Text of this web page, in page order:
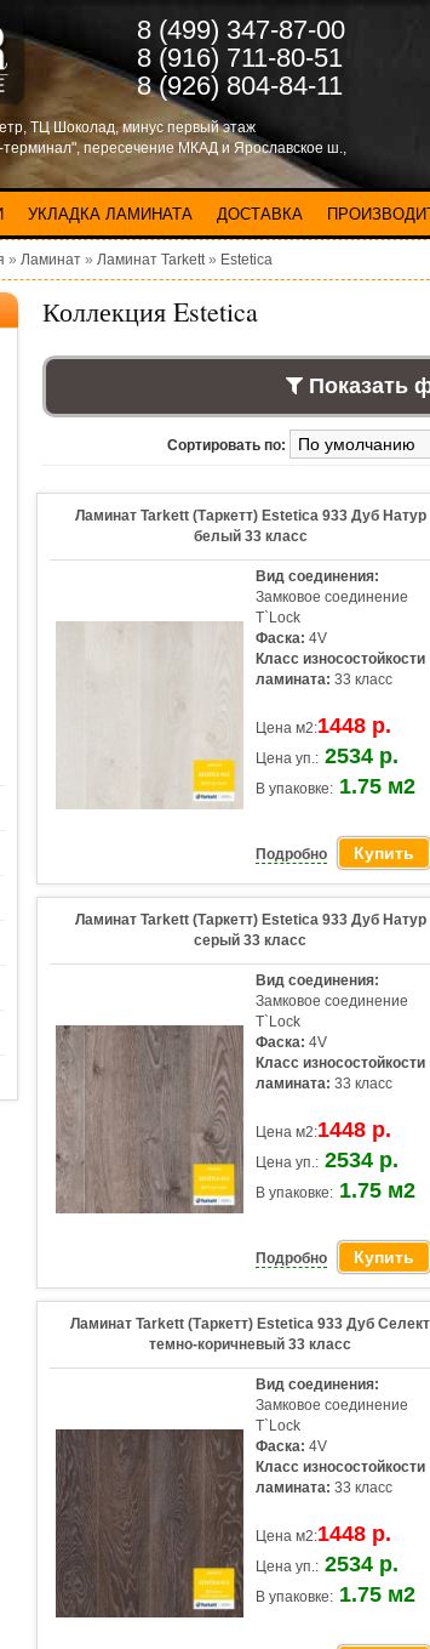
8 (499) 347-87-00
8 (916) 711-80-51
8 (926) 804-84-11
ТЦ Шоколад, минус первый этаж
терминал", пересечение МКАД и Ярославское ш.,
УКЛАДКА ЛАМИНАТА ДОСТАВКА
» Ламинат » Ламинат Tarkett» Estetica
Коллекция Estetica
Показать
Сортировать по:
Ламинат Tarkett (Таркетт) Estetica 933 Дуб Натур
белый 33 класс
Вид соединения:
Замковое соединение
T`Lock
Фаска: 4V
Класс износостойкости
ламината: 33 класс
Цена м2:1448 р.
Цена уп.: 2534 р.
В упаковке: 1.75 м2
Подробно Купить
Ламинат Tarkett (Таркетт) Estetica 933 Дуб Натур
серый 33 класс
Вид соединения:
Замковое соединение
T`Lock
Фаска: 4V
Класс износостойкости
ламината: 33 класс
Цена м2:1448 р.
Цена уп.: 2534 р.
В упаковке: 1.75 м2
Подробно Купить
Ламинат Tarkett (Таркетт) Estetica 933 Дуб Селект
темно-коричневый 33 класс
Вид соединения:
Замковое соединение
T`Lock
Фаска: 4V
Класс износостойкости
ламината: 33 класс
Цена м2:1448 р.
Цена уп.: 2534 р.
В упаковке: 1.75 м2